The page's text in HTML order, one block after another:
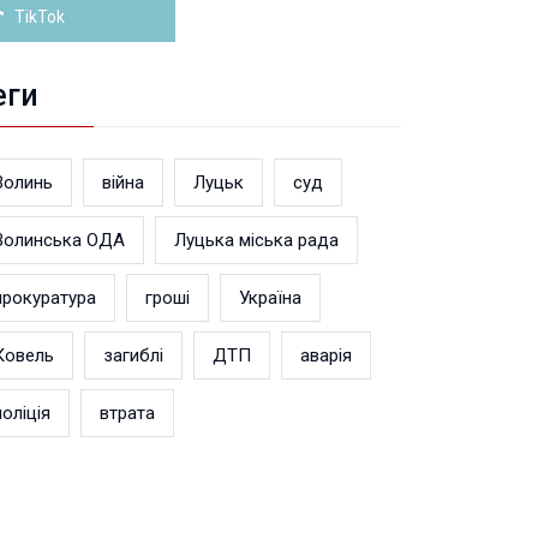
TikTok
війна Луцьк суд
ОДА Луцька міська рада
гроші Україна
загиблі ДТП аварія
втрата